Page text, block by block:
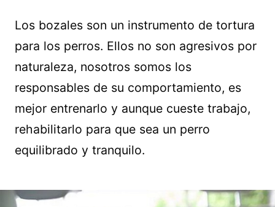
Los bozales son un instrumento de tortura
para los perros. Ellos no son agresivos por
naturaleza, nosotros somos los
responsables de su comportamiento, es
mejor entrenarlo y aunque cueste trabajo,
rehabilitarlo para que sea un perro
equilibrado y tranquilo.